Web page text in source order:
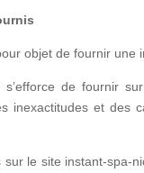
objet de fournir une
de fournir
inexactitudes et des
le site instant-spa-